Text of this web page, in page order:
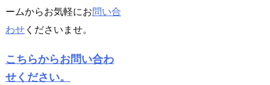
ームからお気軽にお問い合
わせ くださいませ。
こちらからお問い合わ
せください。